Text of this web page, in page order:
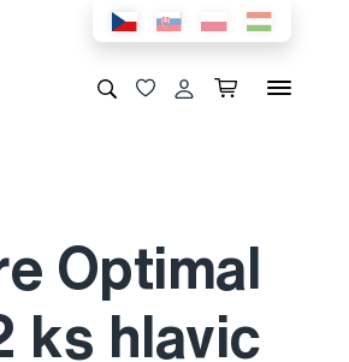
Optimal
ks hlavic